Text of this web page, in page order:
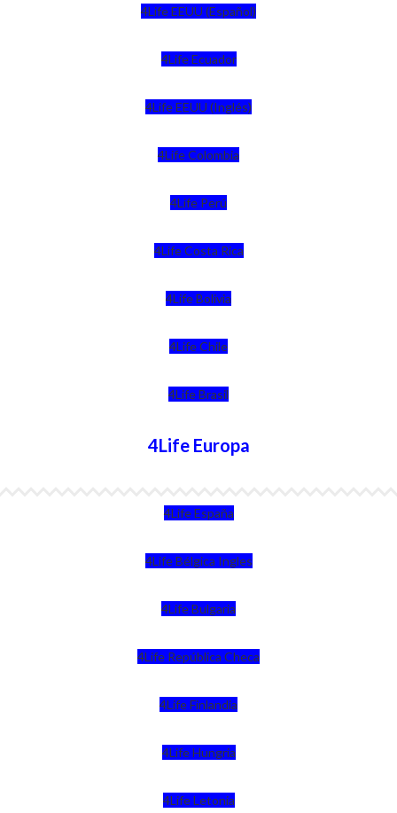
4Life EEUU (Español)
4Life Ecuador
4Life EEUU (Inglés)
4Life Colombia
4Life Perú
4Life Costa Rica
4Life Bolivia
4Life Chile
4Life Brasil
4Life Europa
4Life España
4Life Bélgica Ingles
4Life Bulgaria
4Life República Checa
4Life Finlandia
4Life Hungria
4Life Letonia